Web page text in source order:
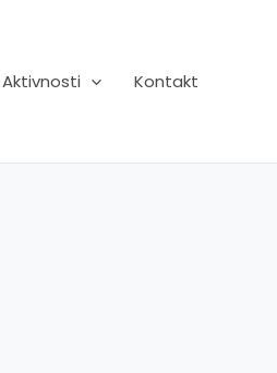
Aktivnosti Kontakt